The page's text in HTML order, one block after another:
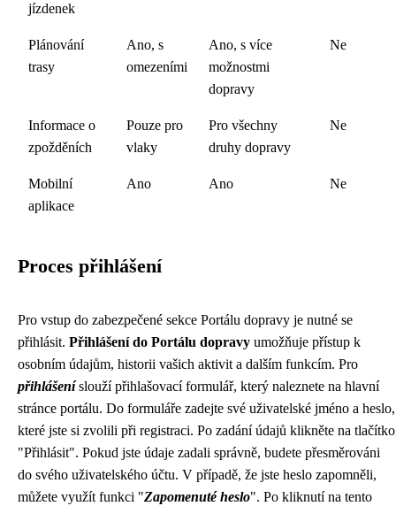
jízdenek
Plánování
trasy
Ano, s
omezeními
Ano, s více
možnostmi
dopravy
Ne
Informace o
zpožděních
Pouze pro
vlaky
Pro všechny
druhy dopravy
Ne
Mobilní
aplikace
Ano Ano Ne
Proces přihlášení
Pro vstup do zabezpečené sekce Portálu dopravy je nutné se
přihlásit. Přihlášení do Portálu dopravy umožňuje přístup k
osobním údajům, historii vašich aktivit a dalším funkcím. Pro
přihlášeníslouží přihlašovací formulář, který naleznete na hlavní
stránce portálu. Do formuláře zadejte své uživatelské jméno a heslo,
které jste si zvolili při registraci. Po zadání údajů klikněte na tlačítko
"Přihlásit". Pokud jste údaje zadali správně, budete přesměrováni
do svého uživatelského účtu. V případě, že jste heslo zapomněli,
můžete využít funkci "Zapomenuté heslo". Po kliknutí na tento